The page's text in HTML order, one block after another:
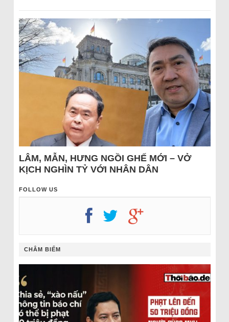
LÂM, MẪN, HƯNG NGỒI GHẾ MỚI – VỞ
KỊCH NGHÌN TỶ VỚI NHÂN DÂN
FOLLOW US
CHÂM BIẾM